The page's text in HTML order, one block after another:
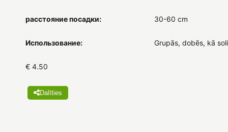
расстояние посадки: 30-60 cm
Использование: Grupās, dobēs, kā
€ 4.50
Dalīties